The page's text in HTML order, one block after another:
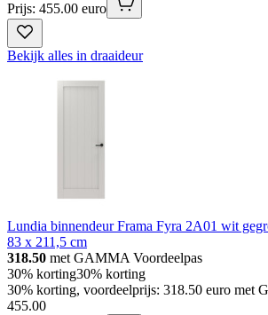
Prijs: 455.00 euro
Bekijk alles in draaideur
Lundia binnendeur Frama Fyra 2A01 wit
83 x 211,5 cm
318.50 met GAMMA Voordeelpas
30% korting30% korting
30% korting, voordeelprijs: 318.50 euro met
455.00